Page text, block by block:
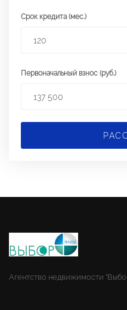
Срок кредита (мес.)
Первоначальный взнос (руб.)
Агентство недвижимости